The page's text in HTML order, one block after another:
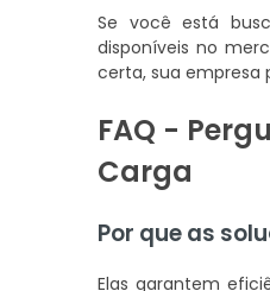
Se você está
disponíveis no
certa, sua empresa
FAQ -
Carga
Por que as
Elas garantem